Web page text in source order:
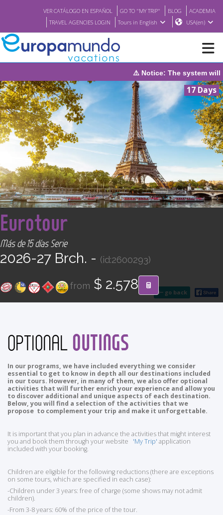
VER CATÁLOGO EN ESPAÑOL GO TO "MY TRIP" BLOG
ACADEMIA
TRAVEL AGENCIES LOGIN
Tours in English USA(en)
BROCHURE PDF
WHERE TO BUY
FEATURED
ABOUT US
Find your Tour
⚠️ Notice: The system will be under maintenance on
17 Days
go back
<
Eurotour
Más de 15 días Serie
2026-27 Brch. - (id:2600293)
from $ 2.578
OPTIONALOUTINGS
In our programs, we have included everything we consider
essential to get to know in depth all our destinations included
in our tours. However, in many of them, we also offer optional
activities that will further enrich your experience and allow you
to discover additional and unique aspects of each destination.
Below, you will find a selection of the activities that we
propose to complement your trip and make it unforgettable.
It is important that you plan in advance the activities that might interest
you and book them through your website 'My Trip' application
included with your booking.
Children are eligible for the following reductions (there are exceptions
on some tours, which are specified in each case):
-Children under 3 years: free of charge (some shows may not admit
children).
-From 3-8 years: 60% of the price of the tour.